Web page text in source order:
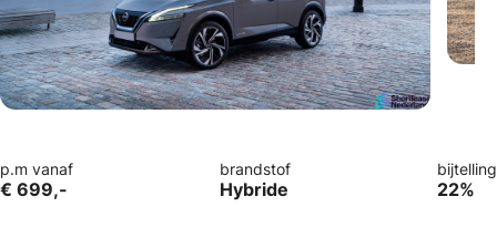
p.m vanaf
€ 699,-
brandstof
Hybride
bijtelling
22%